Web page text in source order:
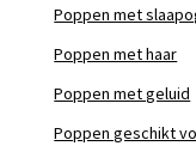
Poppen met
Poppen met haar
Poppen met geluid
Poppen geschikt